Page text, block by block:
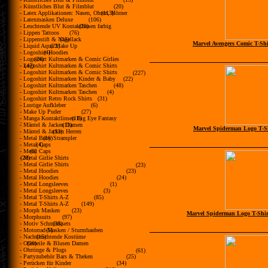
- Künstliches Blut & Filmblut
(20)
- Latex Applikationen: Nasen, Ohren, Hörner
(113)
- Latexmasken Deluxe
(106)
- Leuchtende UV Kontaktlinsen farbig
(26)
- Lippen Tattoos
(76)
- Lippenstift & Nagellack
(15)
- Liquid Aqua Make Up
(22)
- Logoshirt Hoodies
(4)
- Logoshirt Kultmarken & Comic Girlies
(24)
- Logoshirt Kultmarken & Comic Shirts
(47)
- Logoshirt Kultmarken & Comic Shirts
(227)
- Logoshirt Kultmarken Kinder & Baby
(22)
- Logoshirt Kultmarken Taschen
(48)
- Logoshirt Kultmarken Taschen
(4)
- Logoshirt Retro Rock Shirts
(31)
- Lustige Aufkleber
(6)
- Make Up Puder
(27)
- Manga Kontaktlinsen Big Eye Fantasy
farbig
(11)
- Mäntel & Jacken Damen
(11)
- Mäntel & Jacken Herren
(13)
- Metal Baby Strampler
(16)
- Metal Caps
(4)
- Metal Caps
(8)
- Metal Girlie Shirts
(28)
- Metal Girlie Shirts
(23)
- Metal Hoodies
(23)
- Metal Hoodies
(24)
- Metal Longsleeves
(1)
- Metal Longsleeves
(3)
- Metal T-Shirts A-Z
(85)
- Metal T-Shirts A-Z
(149)
- Morph Masken
(23)
- Morphsuits
(97)
- Motiv Schminksets
(38)
- Motorrad-Masken / Sturmhauben
(5)
- Nachtleuchtende Kostüme
(15)
- Oberteile & Blusen Damen
(26)
- Ohrringe & Plugs
(61)
- Partyzubehör Bars & Theken
(25)
- Perücken für Kinder
(34)
Marvel Avengers Comic T-
Marvel Spiderman Logo T-
Marvel Spiderman Logo T-